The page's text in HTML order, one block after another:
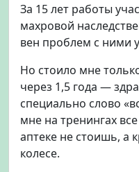
За 15 лет работы
махровой
вен проблем с ними
Но стоило мне
через 1,5 года —
специально слово
мне на тренингах
аптеке не стоишь, а
колесе.